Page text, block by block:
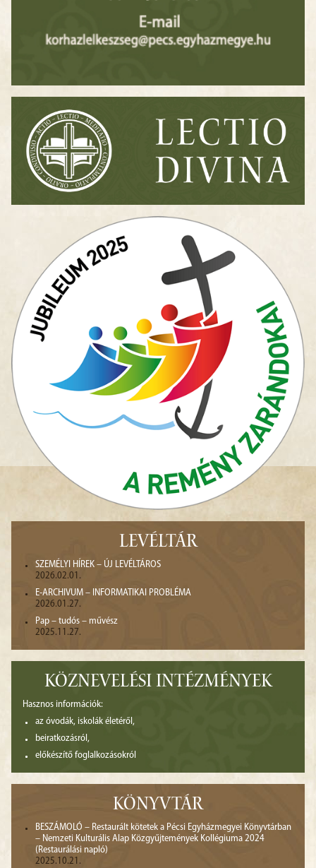
LEVÉLTÁR
SZEMÉLYI HÍREK – ÚJ LEVÉLTÁROS
2026.02.01.
E-ARCHIVUM – INFORMATIKAI PROBLÉMA
2026.01.27.
Pap – tudós – művész
2025.11.27.
KÖZNEVELÉSI INTÉZMÉNYEK
Hasznos információk:
az óvodák, iskolák életéről,
beiratkozásról,
előkészítő foglalkozásokról
KÖNYVTÁR
BESZÁMOLÓ – Restaurált kötetek a Pécsi Egyházmegyei Könyvtárban
– Nemzeti Kulturális Alap Közgyűjtemények Kollégiuma 2024
(Restaurálási napló)
2025.10.21.